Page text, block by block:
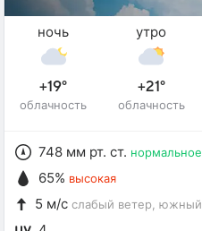
ночь
+19°
облачность
утро
+21°
облачность
748 мм рт. ст. нормальное
65% высокая
5 м/с слабый ветер , южный